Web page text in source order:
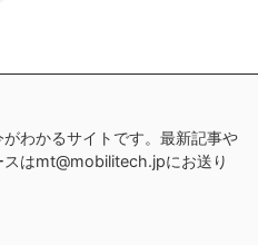
わかるサイトです。最新記事や
スはmt@mobilitech.jpにお送り